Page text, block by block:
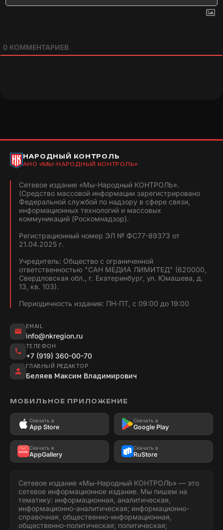
0 КОММЕНТАРИЕВ
НАРОДНЫЙ КОНТРОЛЬ
АНО «МЫ-НАРОДНЫЙ КОНТРОЛЬ»
Сетевое издание «Мы-Народный КОНТРОЛЬ».
(Средство массовой информации зарегистрировано
Федеральной службой по надзору в сфере связи,
информационных технологий и массовых
коммуникаций (Роскомнадзор).
Регистрационный номер ЭЛ № ФС77-89373 от
21.04.2025 г.
Учредитель: Общество с ограниченной
ответственностью "САН МЕДИА ЛИМИТЕД" (620000,
Свердловская обл., г. Екатеринбург, ул. Юмашева, д.
13, кв. 103).
Периодичность издания: ПН-ПТ, с 09:00 до 19:00
EMAIL
info@nkregion.ru
ТЕЛЕФОН
+7 (919) 360-00-70
ГЛАВНЫЙ РЕДАКТОР
Беляев Максим Владимирович
МОБИЛЬНОЕ ПРИЛОЖЕНИЕ
Скачать в
App Store
Скачать в
Google Play
Скачать в
AppGallery
Скачать в
RuStore
Сетевое издание «Мы-Народный КОНТРОЛЬ» — это
сетевое информационное издание. Мы пишем на
тематику: информационная, аналитическая,
информационно-аналитическая; информационно-
справочная, общественно-информационная,
общественно-политическая; политическая;